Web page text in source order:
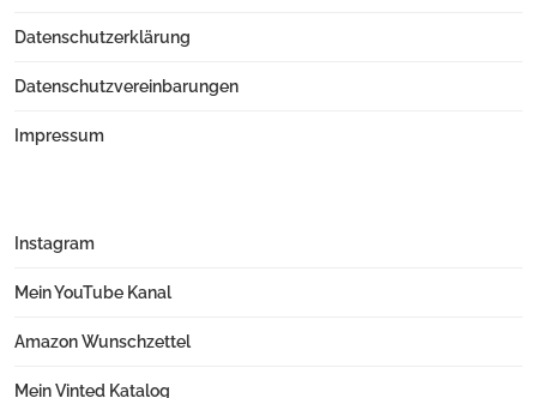
Datenschutzerklärung
Datenschutzvereinbarungen
Impressum
Instagram
Mein YouTube Kanal
Amazon Wunschzettel
Mein Vinted Katalog